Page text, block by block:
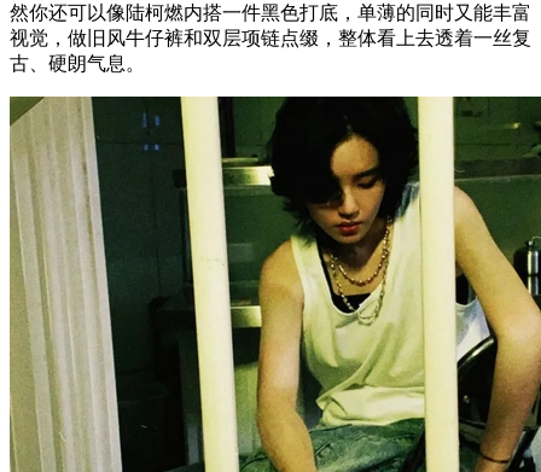
然你还可以像陆柯燃内搭一件黑色打底，单薄的同时又能丰富
视觉，做旧风牛仔裤和双层项链点缀，整体看上去透着一丝复
古、硬朗气息。